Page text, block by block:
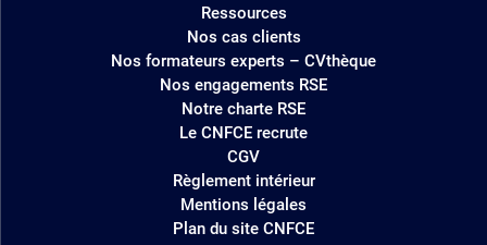
Ressources
Nos cas clients
Nos formateurs experts – CVthèque
Nos engagements RSE
Notre charte RSE
Le CNFCE recrute
CGV
Règlement intérieur
Mentions légales
Plan du site CNFCE